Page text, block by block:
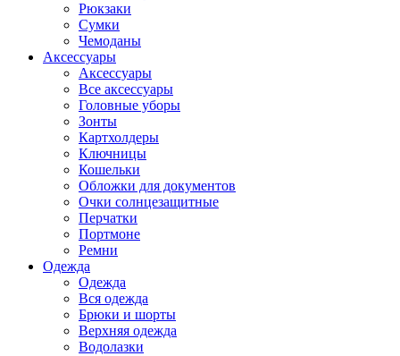
Рюкзаки
Сумки
Чемоданы
Аксессуары
Аксессуары
Все аксессуары
Головные уборы
Зонты
Картхолдеры
Ключницы
Кошельки
Обложки для документов
Очки солнцезащитные
Перчатки
Портмоне
Ремни
Одежда
Одежда
Вся одежда
Брюки и шорты
Верхняя одежда
Водолазки